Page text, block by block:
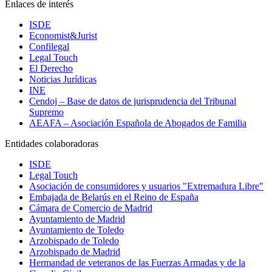
Enlaces de interés
ISDE
Economist&Jurist
Confilegal
Legal Touch
El Derecho
Noticias Jurídicas
INE
Cendoj – Base de datos de jurisprudencia del Tribunal
Supremo
AEAFA – Asociación Española de Abogados de Familia
Entidades colaboradoras
ISDE
Legal Touch
Asociación de consumidores y usuarios "Extremadura Libre"
Embajada de Belarús en el Reino de España
Cámara de Comercio de Madrid
Ayuntamiento de Madrid
Ayuntamiento de Toledo
Arzobispado de Toledo
Arzobispado de Madrid
Hermandad de veteranos de las Fuerzas Armadas y de la